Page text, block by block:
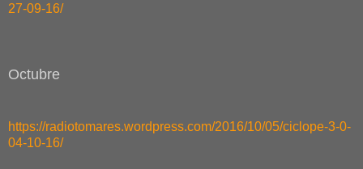
27-09-16/
Octubre
https://radiotomares.wordpress.com/2016/10/05/ciclope-3-0-
04-10-16/